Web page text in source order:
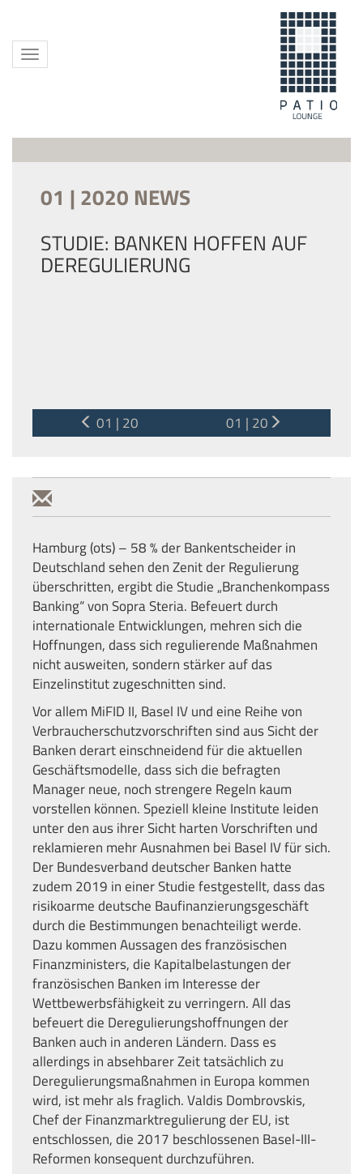
Toggle
navigation
01 | 2020 NEWS
STUDIE: BANKEN HOFFEN AUF
DEREGULIERUNG
01 | 20 01 | 20
Hamburg (ots) – 58 % der Bankentscheider in
Deutschland sehen den Zenit der Regulierung
überschritten, ergibt die Studie „Branchenkompass
Banking“ von Sopra Steria. Befeuert durch
internationale Entwicklungen, mehren sich die
Hoffnungen, dass sich regulierende Maßnahmen
nicht ausweiten, sondern stärker auf das
Einzelinstitut zugeschnitten sind.
Vor allem MiFID II, Basel IV und eine Reihe von
Verbraucherschutzvorschriften sind aus Sicht der
Banken derart einschneidend für die aktuellen
Geschäftsmodelle, dass sich die befragten
Manager neue, noch strengere Regeln kaum
vorstellen können. Speziell kleine Institute leiden
unter den aus ihrer Sicht harten Vorschriften und
reklamieren mehr Ausnahmen bei Basel IV für sich.
Der Bundesverband deutscher Banken hatte
zudem 2019 in einer Studie festgestellt, dass das
risikoarme deutsche Baufinanzierungsgeschäft
durch die Bestimmungen benachteiligt werde.
Dazu kommen Aussagen des französischen
Finanzministers, die Kapitalbelastungen der
französischen Banken im Interesse der
Wettbewerbsfähigkeit zu verringern. All das
befeuert die Deregulierungshoffnungen der
Banken auch in anderen Ländern. Dass es
allerdings in absehbarer Zeit tatsächlich zu
Deregulierungsmaßnahmen in Europa kommen
wird, ist mehr als fraglich. Valdis Dombrovskis,
Chef der Finanzmarktregulierung der EU, ist
entschlossen, die 2017 beschlossenen Basel-III-
Reformen konsequent durchzuführen.